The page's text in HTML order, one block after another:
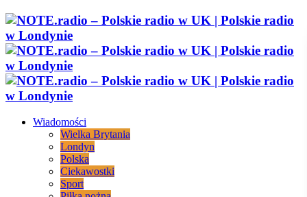
Wiadomości
Wielka Brytania
Londyn
Polska
Ciekawostki
Sport